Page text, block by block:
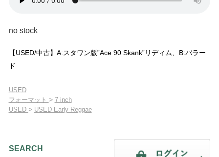
no stock
【USED/中古】A:スタワン版”Ace 90 Skank”リディム、B:バラー
ド
USED
フォーマット > 7 inch
USED > USED Early Reggae
SEARCH